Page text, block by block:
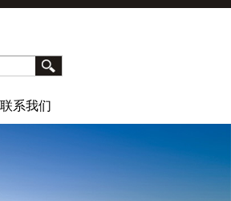
联系我们